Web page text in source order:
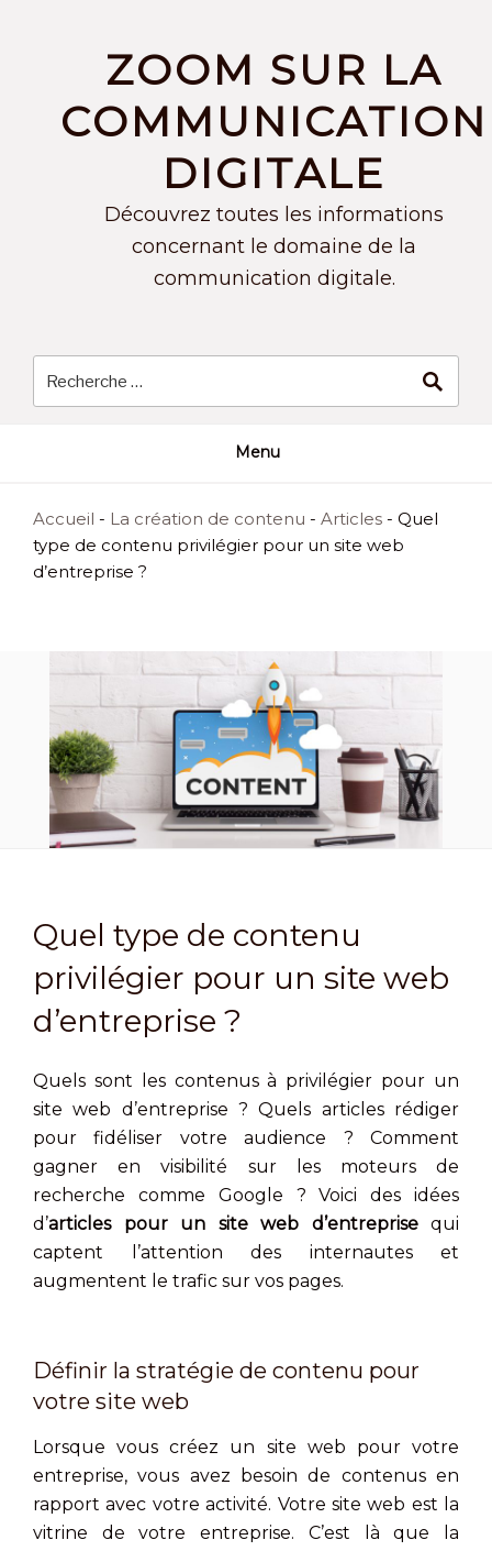
ZOOM SUR LA
COMMUNICATION
DIGITALE
Découvrez toutes les informations
concernant le domaine de la
communication digitale.
Menu
Accueil - La création de contenu - Articles - Quel
type de contenu privilégier pour un site web
d’entreprise ?
Quel type de contenu
privilégier pour un site web
d’entreprise ?
Quels sont les contenus à privilégier pour un
site web d’entreprise ? Quels articles rédiger
pour fidéliser votre audience ? Comment
gagner en visibilité sur les moteurs de
recherche comme Google ? Voici des idées
d’articles pour un site web d’entreprise qui
captent l’attention des internautes et
augmentent le trafic sur vos pages.
Définir la stratégie de contenu pour
votre site web
Lorsque vous créez un site web pour votre
entreprise, vous avez besoin de contenus en
rapport avec votre activité. Votre site web est la
vitrine de votre entreprise. C’est là que la